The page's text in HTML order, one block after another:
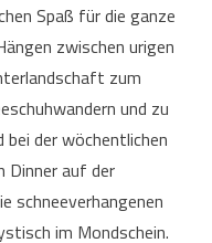
Spaß für die ganze
zwischen urigen
zum
und zu
der wöchentlichen
Dinner auf der
schneeverhangenen
im Mondschein.